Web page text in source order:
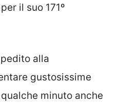
il suo 171º
alla
gustosissime
minuto anche